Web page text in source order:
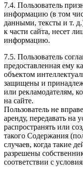
7.4. Пользователь
информацию (в том
данными, тексты и т.
к части сайта, несет
информацию.
7.5. Пользователь
предоставленная ему
объектом
защищены и
или рекламодателям,
на сайте.
Пользователь не
аренду, передавать на
распространять или
такого Содержания
случаев, когда такие
разрешены
соответствии с